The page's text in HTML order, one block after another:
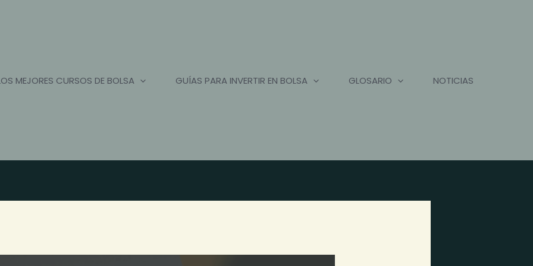
MEJORES CURSOS DE BOLSA GUÍAS PARA INVERTIR EN BOLSA GLOSARIO NOTICIAS